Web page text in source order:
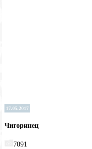
17.05.2017
Чигоринец
7091